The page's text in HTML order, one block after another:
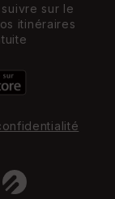
sur le
itinéraires